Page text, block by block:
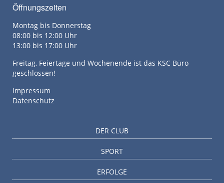
Öffnungszeiten
Montag bis Donnerstag
08:00 bis 12:00 Uhr
13:00 bis 17:00 Uhr
Freitag, Feiertage und Wochenende ist das KSC Büro
geschlossen!
Impressum
Datenschutz
DER CLUB
SPORT
ERFOLGE